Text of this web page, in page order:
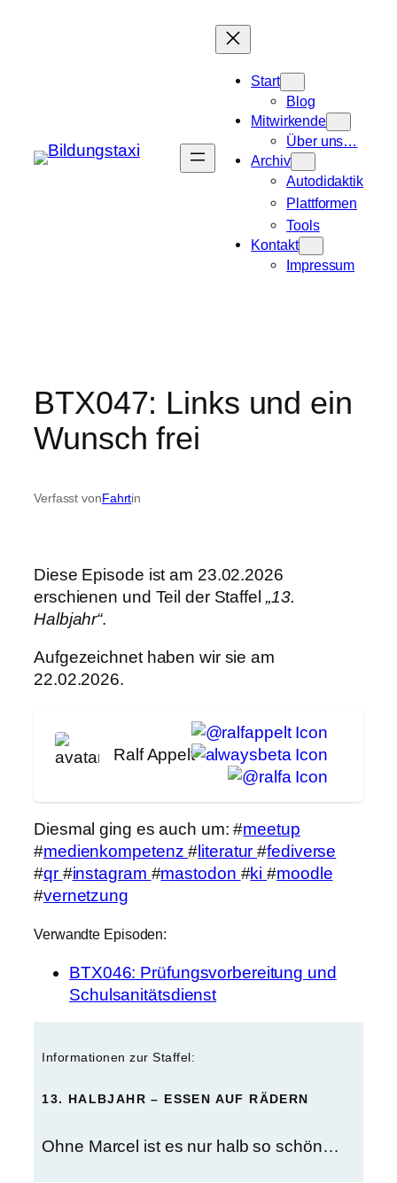
Start
Blog
Mitwirkende
Über uns…
Archiv
Autodidaktik
Plattformen
Tools
Kontakt
Impressum
BTX047: Links und ein
Wunsch frei
Verfasst vonFahrtin
Diese Episode ist am 23.02.2026
erschienen und Teil der Staffel „13.
Halbjahr“.
Aufgezeichnet haben wir sie am
22.02.2026.
Ralf Appelt
Diesmal ging es auch um: #meetup
#medienkompetenz# literatur#fediverse
#qr #instagram #mastodon #ki#moodle
#vernetzung
Verwandte Episoden:
BTX046: Prüfungsvorbereitung und
Schulsanitätsdienst
Informationen zur Staffel:
13. HALBJAHR – ESSEN AUF RÄDERN
Ohne Marcel ist es nur halb so schön…